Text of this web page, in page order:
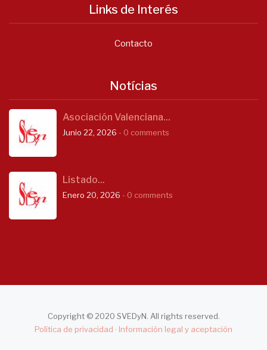
Links de Interés
Contacto
Notícias
Asociación Valenciana...
Junio 22, 2026 - 0 comments
Listado...
Enero 20, 2026 - 0 comments
Copyright © 2020 SVEDyN. All rights reserved.
Política de privacidad · Información legal y aceptación